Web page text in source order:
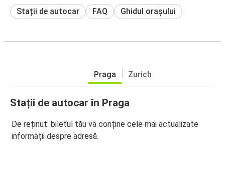
Stații de autocar FAQ Ghidul orașului
Praga Zurich
Stații de autocar în Praga
De reținut: biletul tău va conține cele mai actualizate
informații despre adresă.